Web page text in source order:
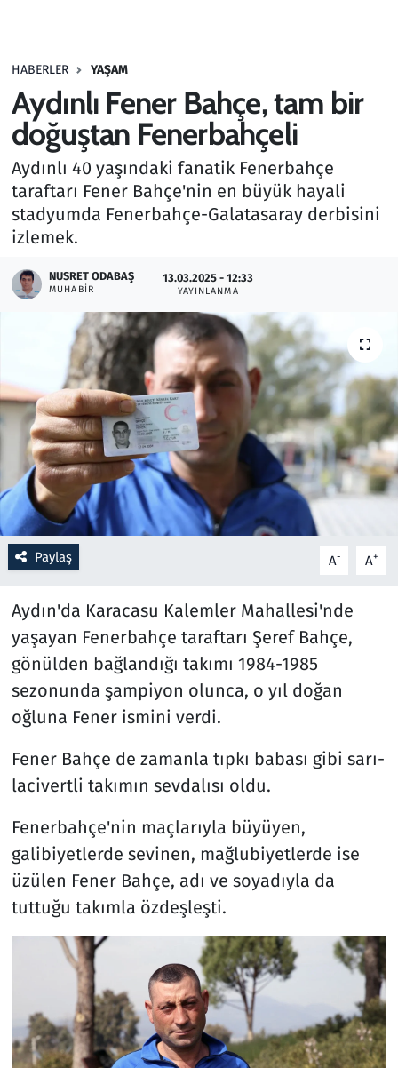
HABERLER YAŞAM
Aydınlı Fener Bahçe, tam bir
doğuştan Fenerbahçeli
Aydınlı 40 yaşındaki fanatik Fenerbahçe
taraftarı Fener Bahçe'nin en büyük hayali
stadyumda Fenerbahçe-Galatasaray derbisini
izlemek.
NUSRET ODABAŞ
MUHABIR
13.03.2025 - 12:33
YAYINLANMA
Paylaş A- A+
Aydın'da Karacasu Kalemler Mahallesi'nde
yaşayan Fenerbahçe taraftarı Şeref Bahçe,
gönülden bağlandığı takımı 1984-1985
sezonunda şampiyon olunca, o yıl doğan
oğluna Fener ismini verdi.
Fener Bahçe de zamanla tıpkı babası gibi sarı-
lacivertli takımın sevdalısı oldu.
Fenerbahçe'nin maçlarıyla büyüyen,
galibiyetlerde sevinen, mağlubiyetlerde ise
üzülen Fener Bahçe, adı ve soyadıyla da
tuttuğu takımla özdeşleşti.
Haber
Kültür Sanat
Kurumsal Haberler
Lezzet Durağı
Oyun
Ramazan
Resmi İlanlar
Rüya Tabirleri
Sağlık
Savunma Sanayi
Seçim 2023
Spor
Teknoloji ve Bilim
Televizyon